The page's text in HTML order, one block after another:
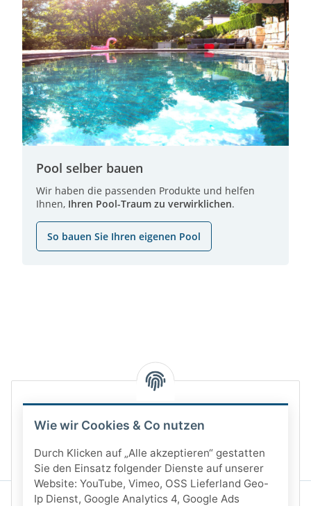
Pool selber bauen
Wir haben die passenden Produkte und helfen
Ihnen, Ihren Pool-Traum zu verwirklichen.
So bauen Sie Ihren eigenen Pool
Wie wir Cookies & Co nutzen
Durch Klicken auf „Alle akzeptieren“ gestatten
Sie den Einsatz folgender Dienste auf unserer
Website: YouTube, Vimeo, OSS Lieferland Geo-
Ip Dienst, Google Analytics 4, Google Ads